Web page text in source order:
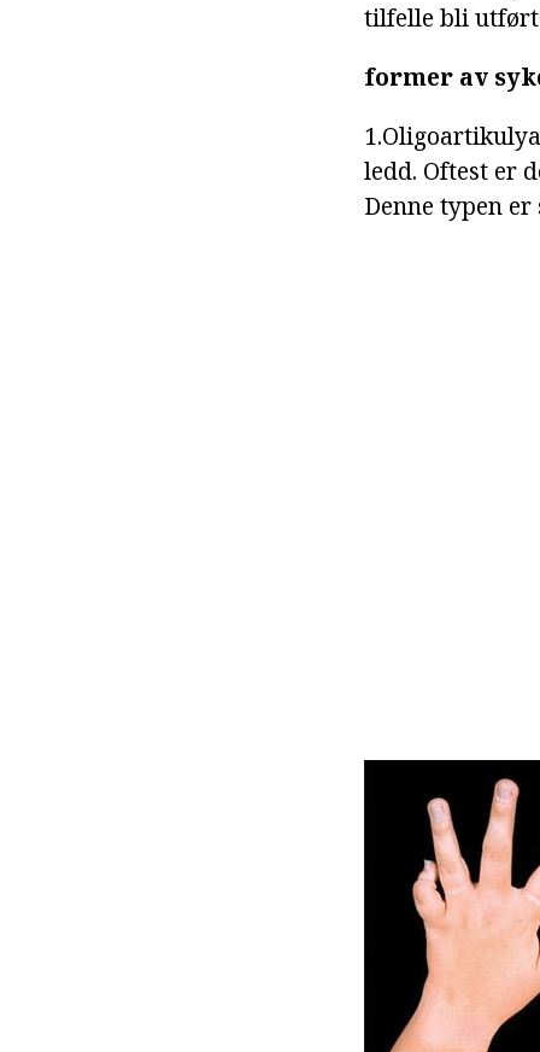
tilfelle bli
former av
ledd. Oftest er
Denne typen